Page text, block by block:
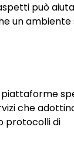
può
un ambiente
piattaforme
che
protocolli di